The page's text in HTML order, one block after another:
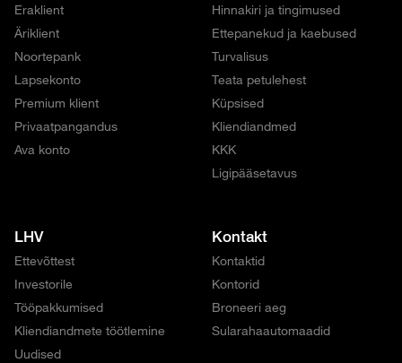
Eraklient
Äriklient
Noortepank
Lapsekonto
Premium klient
Privaatpangandus
Ava konto
Hinnakiri ja tingimused
Ettepanekud ja kaebused
Turvalisus
Teata petulehest
Küpsised
Kliendiandmed
KKK
Ligipääsetavus
LHV
Ettevõttest
Investorile
Tööpakkumised
Kliendiandmete töötlemine
Uudised
Kontakt
Kontaktid
Kontorid
Broneeri aeg
Sularahaautomaadid